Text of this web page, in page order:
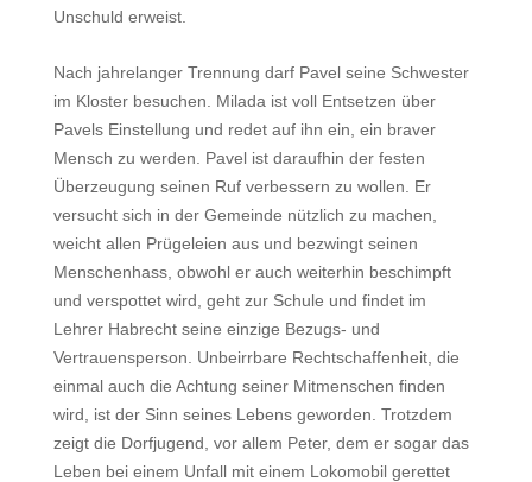
Unschuld erweist.
Nach jahrelanger Trennung darf Pavel seine Schwester
im Kloster besuchen. Milada ist voll Entsetzen über
Pavels Einstellung und redet auf ihn ein, ein braver
Mensch zu werden. Pavel ist daraufhin der festen
Überzeugung seinen Ruf verbessern zu wollen. Er
versucht sich in der Gemeinde nützlich zu machen,
weicht allen Prügeleien aus und bezwingt seinen
Menschenhass, obwohl er auch weiterhin beschimpft
und verspottet wird, geht zur Schule und findet im
Lehrer Habrecht seine einzige Bezugs- und
Vertrauensperson. Unbeirrbare Rechtschaffenheit, die
einmal auch die Achtung seiner Mitmenschen finden
wird, ist der Sinn seines Lebens geworden. Trotzdem
zeigt die Dorfjugend, vor allem Peter, dem er sogar das
Leben bei einem Unfall mit einem Lokomobil gerettet